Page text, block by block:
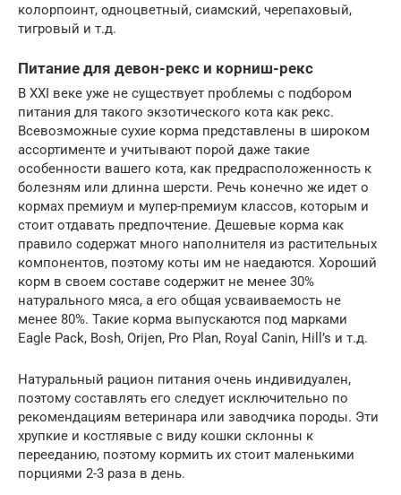
колорпоинт, одноцветный, сиамский, черепаховый,
тигровый и т.д.
Питание для девон-рекс и корниш-рекс
В XXI веке уже не существует проблемы с подбором
питания для такого экзотического кота как рекс.
Всевозможные сухие корма представлены в широком
ассортименте и учитывают порой даже такие
особенности вашего кота, как предрасположенность к
болезням или длинна шерсти. Речь конечно же идет о
кормах премиум и мупер-премиум классов, которым и
стоит отдавать предпочтение. Дешевые корма как
правило содержат много наполнителя из растительных
компонентов, поэтому коты им не наедаются. Хороший
корм в своем составе содержит не менее 30%
натурального мяса, а его общая усваиваемость не
менее 80%. Такие корма выпускаются под марками
Eagle Pack, Bosh, Orijen, Pro Plan, Royal Canin, Hill’s и т.д.
Натуральный рацион питания очень индивидуален,
поэтому составлять его следует исключительно по
рекомендациям ветеринара или заводчика породы. Эти
хрупкие и костлявые с виду кошки склонны к
перееданию, поэтому кормить их стоит маленькими
порциями 2-3 раза в день.